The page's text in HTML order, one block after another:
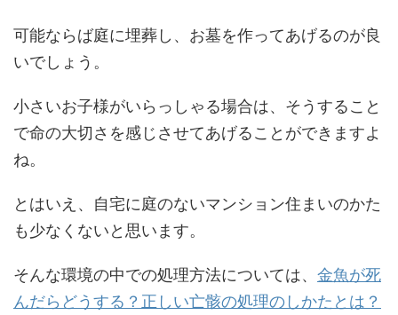
可能ならば庭に埋葬し、お墓を作ってあげるのが良
いでしょう。
小さいお子様がいらっしゃる場合は、そうすること
で命の大切さを感じさせてあげることができますよ
ね。
とはいえ、自宅に庭のないマンション住まいのかた
も少なくないと思います。
そんな環境の中での処理方法については、 金魚が死
んだらどうする？正しい亡骸の処理のしかたとは？